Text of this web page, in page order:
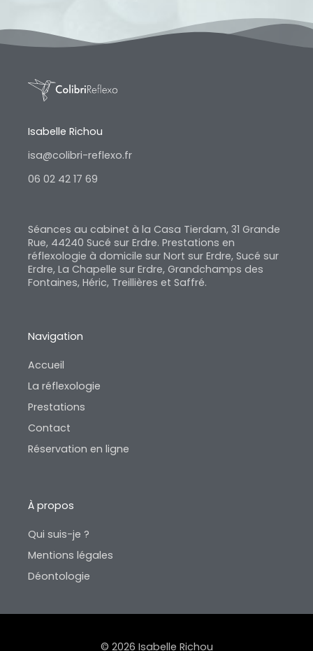
Isabelle Richou
isa@colibri-reflexo.fr
06 02 42 17 69
Séances au cabinet à la Casa Tierdam, 31 Grande
Rue, 44240 Sucé sur Erdre. Prestations en
réflexologie à domicile sur Nort sur Erdre, Sucé sur
Erdre, La Chapelle sur Erdre, Grandchamps des
Fontaines, Héric, Treillières et Saffré.
Navigation
Accueil
La réflexologie
Prestations
Contact
Réservation en ligne
À propos
Qui suis-je ?
Mentions légales
Déontologie
© 2026 Isabelle Richou